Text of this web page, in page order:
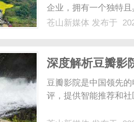
企业，拥有一个独特
加快市场占有率。许
苍山新媒体 发布于
深度解析豆瓣影
豆瓣影院是中国领先
评，提供智能推荐和